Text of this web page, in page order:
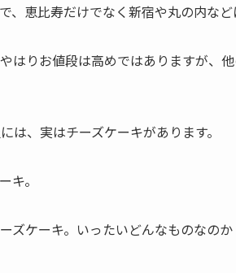
、恵比寿だけでなく新宿や丸の内など
はりお値段は高めではありますが、
は、 実はチーズケーキがあります。
キ。
ズケーキ。いったいどんなものなの